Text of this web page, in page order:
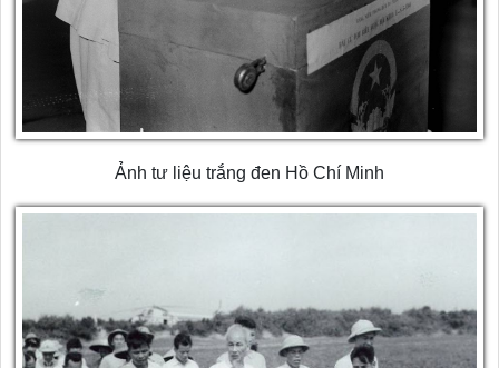
Ảnh tư liệu trắng đen Hồ Chí Minh